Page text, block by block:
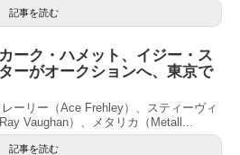
記事を読む
ーク・ハメット、イジー・ス
ーがオークションへ、東京で
ーリー（Ace Frehley）、スティーヴィ
Vaughan）、メタリカ（Metall...
記事を読む